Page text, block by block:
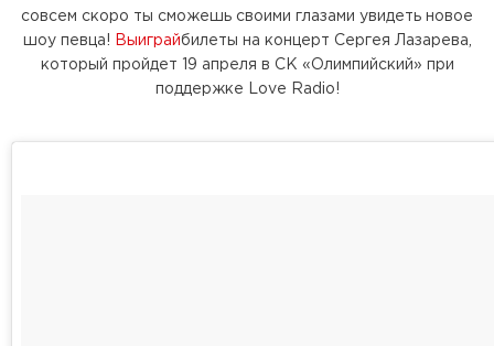
совсем скоро ты сможешь своими глазами увидеть новое
шоу певца!
Выиграйбилеты на концерт Сергея Лазарева,
который пройдет 19 апреля в СК «Олимпийский» при
поддержке Love Radio!